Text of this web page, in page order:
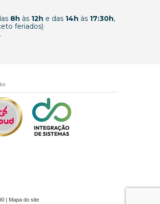
8h às 12h e das 14h às 17:30h,
feriados)
.
| Mapa do site